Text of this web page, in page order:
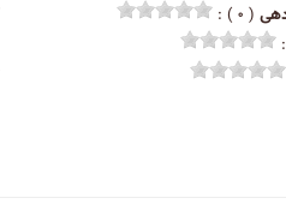
( ۰ ) :